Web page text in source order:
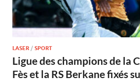
LASER / SPORT
Ligue des champions de la
Fès et la RS Berkane fixés